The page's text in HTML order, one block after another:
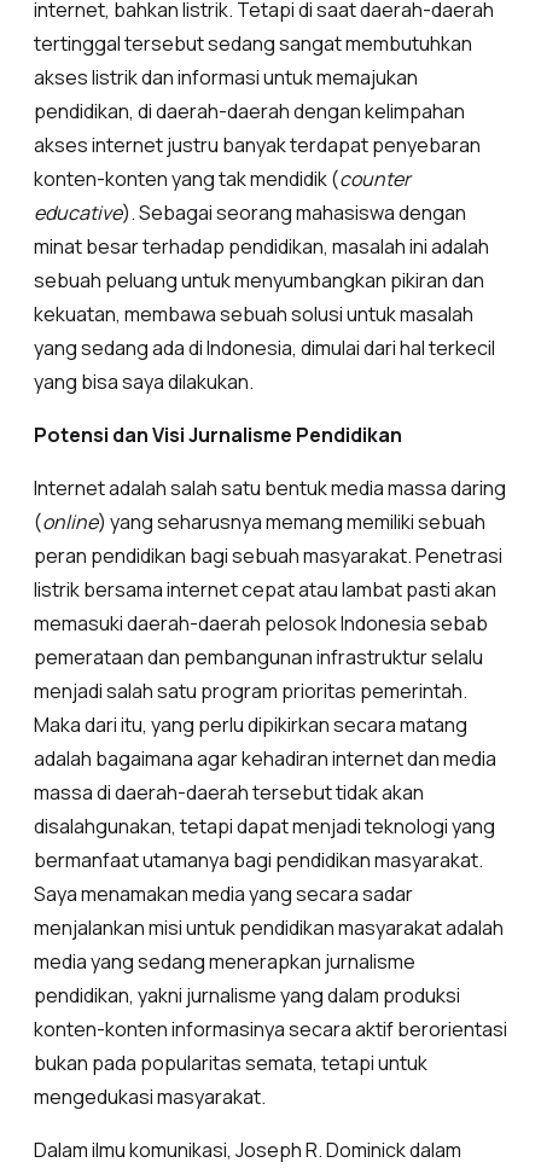
internet, bahkan listrik. Tetapi di saat daerah-daerah
tertinggal tersebut sedang sangat membutuhkan
akses listrik dan informasi untuk memajukan
pendidikan, di daerah-daerah dengan kelimpahan
akses internet justru banyak terdapat penyebaran
konten-konten yang tak mendidik (counter
educative). Sebagai seorang mahasiswa dengan
minat besar terhadap pendidikan, masalah ini adalah
sebuah peluang untuk menyumbangkan pikiran dan
kekuatan, membawa sebuah solusi untuk masalah
yang sedang ada di Indonesia, dimulai dari hal terkecil
yang bisa saya dilakukan.
Potensi dan Visi Jurnalisme Pendidikan
Internet adalah salah satu bentuk media massa daring
(online) yang seharusnya memang memiliki sebuah
peran pendidikan bagi sebuah masyarakat. Penetrasi
listrik bersama internet cepat atau lambat pasti akan
memasuki daerah-daerah pelosok Indonesia sebab
pemerataan dan pembangunan infrastruktur selalu
menjadi salah satu program prioritas pemerintah.
Maka dari itu, yang perlu dipikirkan secara matang
adalah bagaimana agar kehadiran internet dan media
massa di daerah-daerah tersebut tidak akan
disalahgunakan, tetapi dapat menjadi teknologi yang
bermanfaat utamanya bagi pendidikan masyarakat.
Saya menamakan media yang secara sadar
menjalankan misi untuk pendidikan masyarakat adalah
media yang sedang menerapkan jurnalisme
pendidikan, yakni jurnalisme yang dalam produksi
konten-konten informasinya secara aktif berorientasi
bukan pada popularitas semata, tetapi untuk
mengedukasi masyarakat.
Dalam ilmu komunikasi, Joseph R. Dominick dalam